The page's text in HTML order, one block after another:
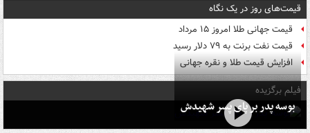
قیمت‌های روز در یک نگاه
قیمت جهانی طلا امروز ۱۵ مرداد
قیمت نفت برنت به ۷۹ دلار رسید
افزایش قیمت طلا و نقره جهانی
فیلم برگزیده
بوسه‌ پدر بر پای پسر شهیدش